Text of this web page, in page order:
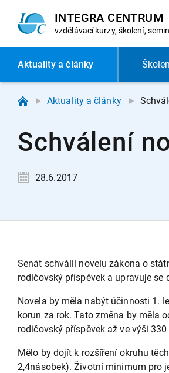
INTEGRA CENTRUM
vzdělávací kurzy, školení,
Aktualitya články
Aktuality a články
Schválení
28.6.2017
Senát schválil novelu zákona o
rodičovský příspěvek a upravuje
Novela by měla nabýt účinnosti 1.
korun za rok. Tato změna by měla
rodičovský příspěvek až ve výši
Mělo by dojít k rozšíření okruhu
2,4násobek). Životní minimum pro